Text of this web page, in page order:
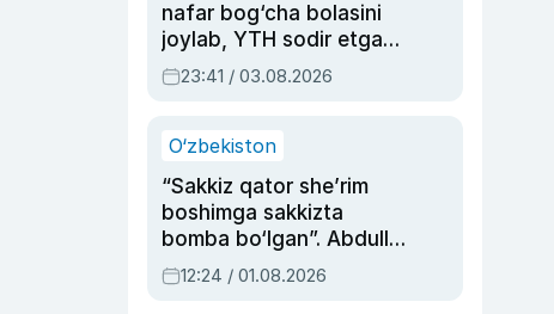
nafar bog‘cha bolasini
joylab, YTH sodir etgan
ayolga sud hukmi o‘qildi
23:41 / 03.08.2026
O‘zbekiston
“Sakkiz qator she’rim
boshimga sakkizta
bomba bo‘lgan”. Abdulla
Oripovni siyosiy
ayblovlardan asrab
12:24 / 01.08.2026